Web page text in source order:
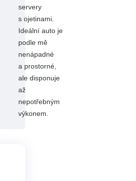
servery
s ojetinami.
Ideální auto je
podle mě
nenápadné
a prostorné,
ale disponuje
až
nepotřebným
výkonem.